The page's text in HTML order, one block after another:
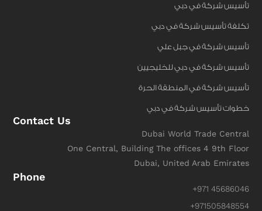
تأسيس شركة في دبي
تكلفة تأسيس شركة في دبي
تأسيس شركة في جبل علي
تأسيس شركة في دبي للخليجيين
تأسيس شركة في المنطقة الحرة
خطوات تأسيس شركة في دبي
Contact Us
Dubai World Trade Central
One Central, Building The offices 4 9th Floor
Dubai, United Arab Emirates
Phone
+971 45686046
+971505848554